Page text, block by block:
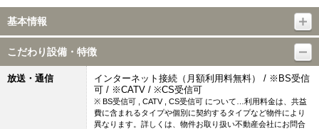
基本情報
こだわり設備・特徴
放送・通信
インターネット接続（月額利用料無料） / ※BS受信
可 / ※CATV / ※CS受信可
※ BS受信可 , CATV , CS受信可 について…利用料金は、共益
費に含まれるタイプや個別に契約するタイプなど物件により
異なります。詳しくは、物件お取り扱い不動産会社にお問合